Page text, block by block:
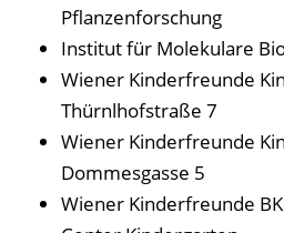
Pflanzenforschung
Institut für Molekulare
Wiener Kinderfreunde
Thürnlhofstraße 7
Wiener Kinderfreunde
Dommesgasse 5
Wiener Kinderfreunde